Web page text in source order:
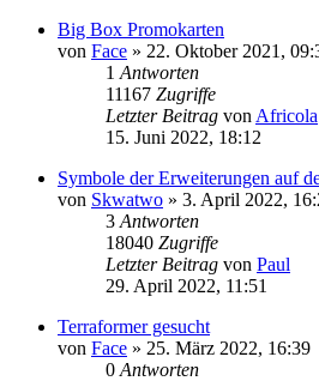
Big Box Promokarten
von Face » 22. Oktober 2021,
1 Antworten
11167 Zugriffe
Letzter Beitrag von Africola
15. Juni 2022, 18:12
Symbole der Erweiterungen auf
von Skwatwo » 3. April 2022,
3 Antworten
18040 Zugriffe
Letzter Beitrag von Paul
29. April 2022, 11:51
Terraformer gesucht
von Face » 25. März 2022, 16:39
0 Antworten